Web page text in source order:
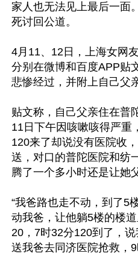
家人也无法见上最后一面
死讨回公道。
4月11、12日，上海女网
分别在微博和百度APP贴
悲惨经过，并附上自己父
贴文称，自己父亲住在普
11日下午因咳嗽咳得严重
120来了却说没有医院收
送，对口的普陀医院和纺
腾了一个多小时还是让她
“我爸路也走不动，到了5
动我爸，让他躺5楼的楼
20，7时32分120到了，
送我爸去同济医院抢救，